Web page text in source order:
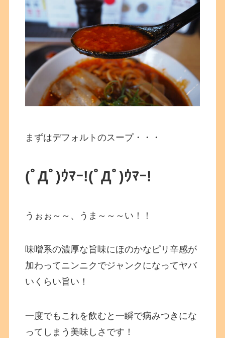
まずはデフォルトのスープ・・・
(ﾟДﾟ)ｳﾏｰ!(ﾟДﾟ)ｳﾏｰ!
うぉぉ～～、うま～～～い！！
味噌系の濃厚な旨味にほのかなピリ辛感が
加わってニンニクでジャンクになってヤバ
いくらい旨い！
一度でもこれを飲むと一瞬で病みつきにな
ってしまう美味しさです！